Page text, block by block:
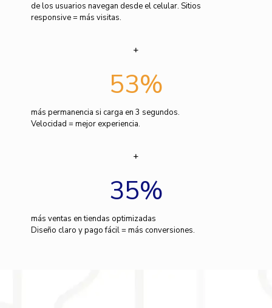
de los usuarios navegan desde el celular. Sitios
responsive = más visitas.
53%
más permanencia si carga en 3 segundos.
Velocidad = mejor experiencia.
35%
más ventas en tiendas optimizadas
Diseño claro y pago fácil = más conversiones.